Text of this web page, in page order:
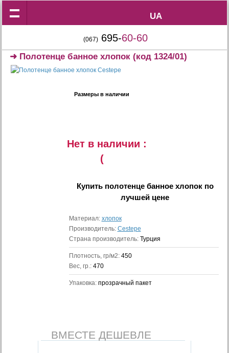
UA
UA
(067) 695-60-60
➜ Полотенце банное хлопок (код 1324/01)
Размеры в наличии
Нет в наличии :
(
Купить полотенце банное хлопокпо
лучшей цене
Материал: хлопок
Производитель: Cestepe
Страна производитель: Турция
Плотность, гр/м2: 450
Вес, гр.: 470
Упаковка: прозрачный пакет
ВМЕСТЕ ДЕШЕВЛЕ